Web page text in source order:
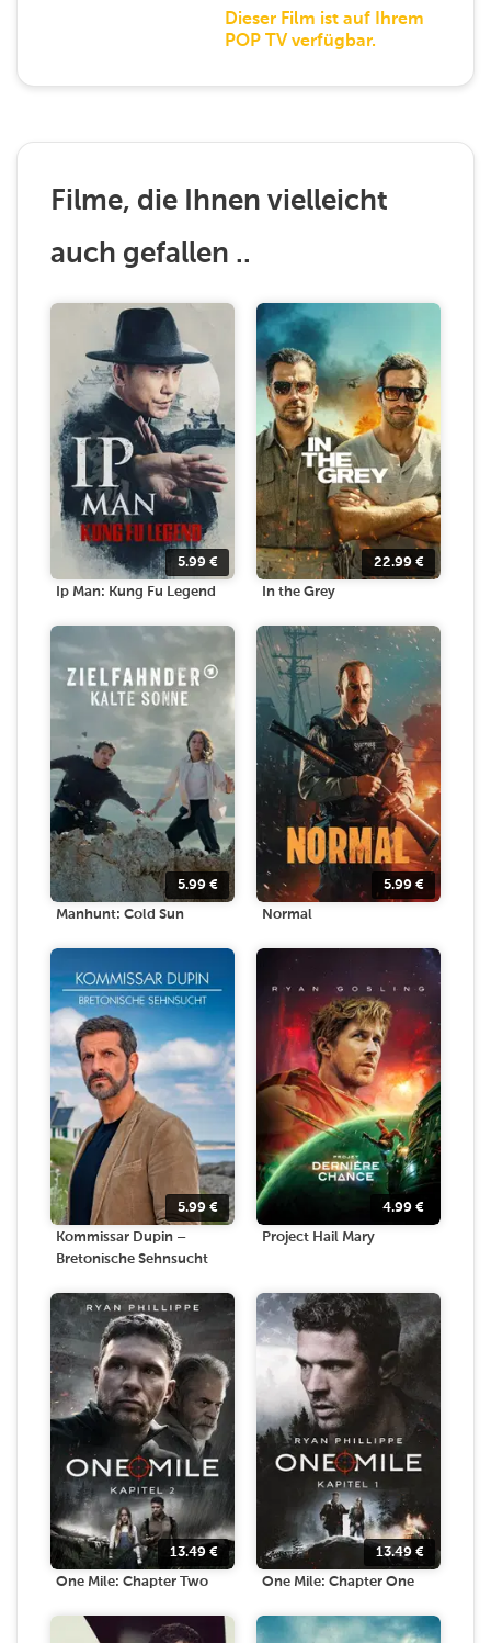
Dieser Film ist auf Ihrem
POP TV verfügbar.
Filme, die Ihnen vielleicht
auch gefallen ..
5.99 €
Ip Man: Kung Fu Legend
22.99 €
In the Grey
5.99 €
Manhunt: Cold Sun
5.99 €
Normal
5.99 €
Kommissar Dupin –
Bretonische Sehnsucht
4.99 €
Project Hail Mary
13.49 €
One Mile: Chapter Two
13.49 €
One Mile: Chapter One